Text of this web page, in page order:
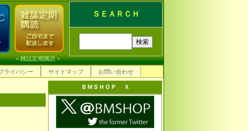
ＳＥＡＲＣＨ
＜雑誌定期購読＞
ライバシー サイトマップ お問い合わせ
ＢＭＳＨＯＰ Ｘ